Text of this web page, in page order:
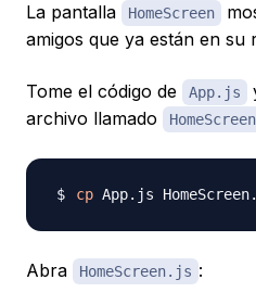
La pantalla
HomeScreen
amigos que ya están en su
Tome el código de App.js
archivo llamado
cp
Abra HomeScreen.js :